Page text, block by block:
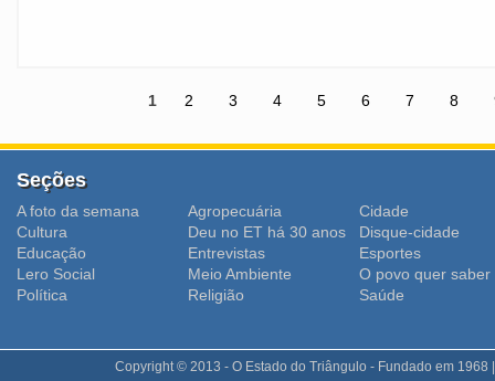
1 2 3 4 5 6 7 8
Seções
A foto da semana Agropecuária
Cidade
Cultura
Deu no ET há 30 anos
Disque-cidade
Educação
Entrevistas
Esportes
Lero Social
Meio Ambiente
O povo quer saber
Polí­tica
Religião Saúde
Copyright © 2013 - O Estado do Triângulo - Fundado em